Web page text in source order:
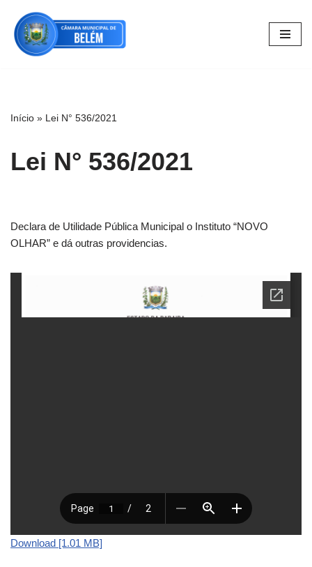
Pular
para
Início » Lei N° 536/2021
Lei N° 536/2021
Declara de Utilidade Pública Municipal o Instituto “NOVO
OLHAR” e dá outras providencias.
Download [1.01 MB]